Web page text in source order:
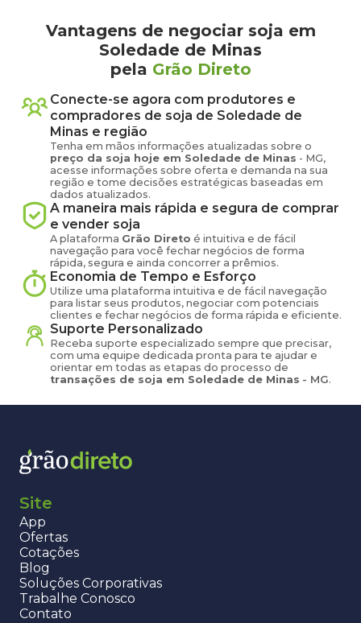
Vantagens de negociar soja em
Soledade de Minas
pela Grão Direto
Conecte-se agora com produtores e
compradores de soja de Soledade de
Minas e região
Tenha em mãos informações atualizadas sobre o
preço da soja hoje em Soledade de Minas - MG,
acesse informações sobre oferta e demanda na sua
região e tome decisões estratégicas baseadas em
dados atualizados.
A maneira mais rápida e segura de comprar
e vender soja
A plataforma Grão Direto é intuitiva e de fácil
navegação para você fechar negócios de forma
rápida, segura e ainda concorrer a prêmios.
Economia de Tempo e Esforço
Utilize uma plataforma intuitiva e de fácil navegação
para listar seus produtos, negociar com potenciais
clientes e fechar negócios de forma rápida e eficiente.
Suporte Personalizado
Receba suporte especializado sempre que precisar,
com uma equipe dedicada pronta para te ajudar e
orientar em todas as etapas do processo de
transações de soja em Soledade de Minas - MG.
Site
App
Ofertas
Cotações
Blog
Soluções Corporativas
Trabalhe Conosco
Contato